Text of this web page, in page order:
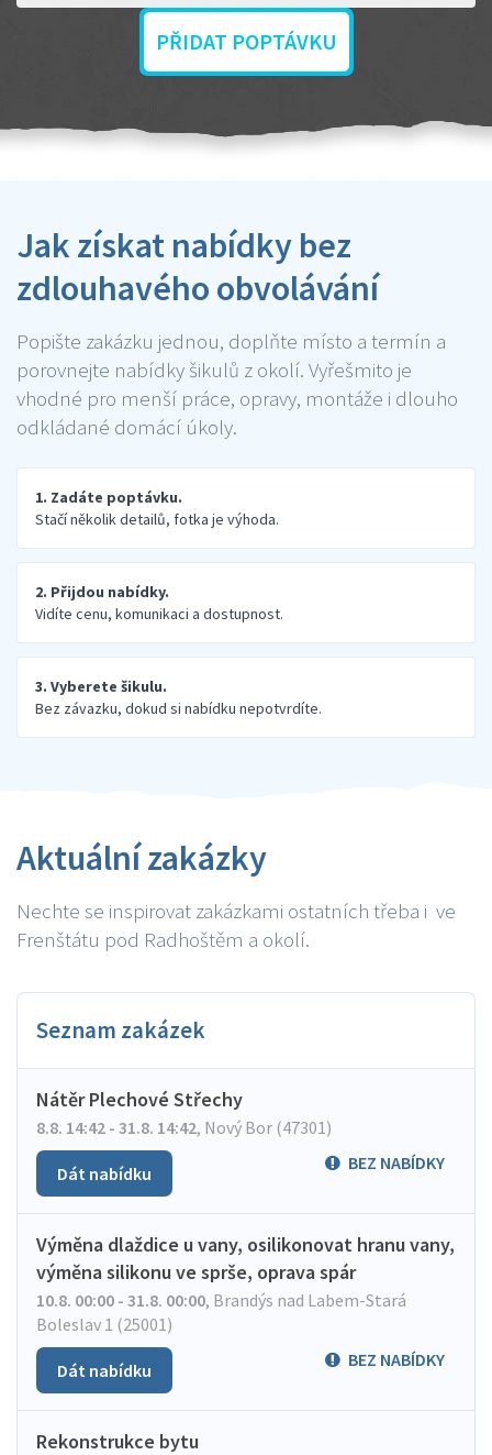
PŘIDAT POPTÁVKU
Jak získat nabídky bez
zdlouhavého obvolávání
Popište zakázku jednou, doplňte místo a termín a
porovnejte nabídky šikulů z okolí. Vyřešmito je
vhodné pro menší práce, opravy, montáže i dlouho
odkládané domácí úkoly.
1. Zadáte poptávku.
Stačí několik detailů, fotka je výhoda.
2. Přijdou nabídky.
Vidíte cenu, komunikaci a dostupnost.
3. Vyberete šikulu.
Bez závazku, dokud si nabídku nepotvrdíte.
Aktuální zakázky
Nechte se inspirovat zakázkami ostatních třeba i ve
Frenštátu pod Radhoštěm a okolí.
Seznam zakázek
Nátěr Plechové Střechy
8.8. 14:42 - 31.8. 14:42, Nový Bor (47301)
BEZ NABÍDKY
Dát nabídku
Výměna dlaždice u vany, osilikonovat hranu vany,
výměna silikonu ve sprše, oprava spár
10.8. 00:00 - 31.8. 00:00, Brandýs nad Labem-Stará
Boleslav 1 (25001)
BEZ NABÍDKY
Dát nabídku
Rekonstrukce bytu